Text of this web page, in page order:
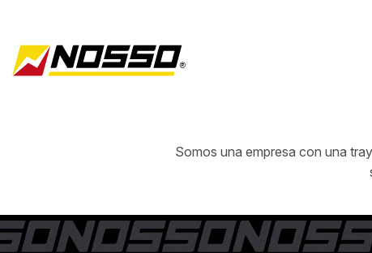
Somos una empresa con una